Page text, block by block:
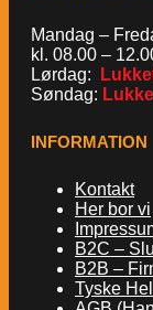
Mandag –
kl. 08.00 –
Lørdag:
Søndag:
INFORMATION
Kontakt
Her bor vi
B2C –
B2B –
Tyske